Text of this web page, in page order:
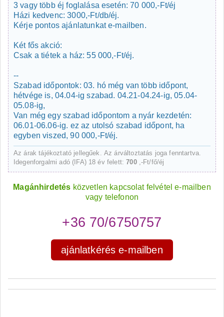
3 vagy több éj foglalása esetén: 70 000,-Ft/éj
Házi kedvenc: 3000,-Ft/db/éj.
Kérje pontos ajánlatunkat e-mailben.
Két fős akció:
Csak a tiétek a ház: 55 000,-Ft/éj.
--
Szabad időpontok: 03. hó még van több időpont,
hétvége is, 04.04-ig szabad. 04.21-04.24-ig, 05.04-
05.08-ig,
Van még egy szabad időpontom a nyár kezdetén:
06.01-06.06-ig. ez az utolsó szabad időpont, ha
egyben viszed, 90 000,-Ft/éj.
Az árak tájékoztató jellegűek. Az árváltoztatás joga fenntartva.
Idegenforgalmi adó (IFA) 18 év felett:700 ,-Ft/fő/éj
Magánhirdetés közvetlen kapcsolat felvétel e-mailben
vagy telefonon
+36 70/6750757
ajánlatkérés e-mailben